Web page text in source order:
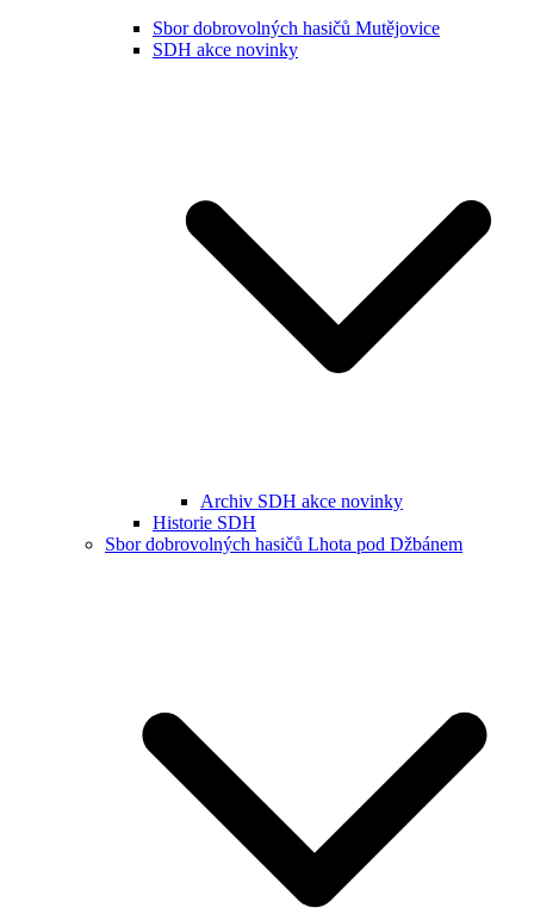
Sbor dobrovolných hasičů Mutějovice
SDH akce novinky
Archiv SDH akce novinky
Historie SDH
Sbor dobrovolných hasičů Lhota pod Džbánem